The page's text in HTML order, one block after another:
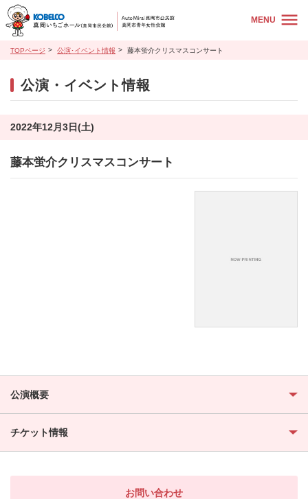
MENU
TOPページ 公演･イベント情報 藤本蛍介クリスマスコンサート
公演・イベント情報
2022年12月3日(土)
藤本蛍介クリスマスコンサート
公演概要
チケット情報
お問い合わせ